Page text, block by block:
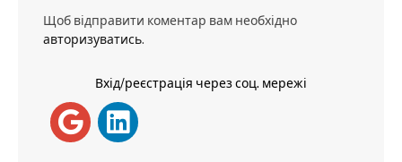
Щоб відправити коментар вам необхідно
авторизуватись.
Вхід/реєстрація через соц. мережі